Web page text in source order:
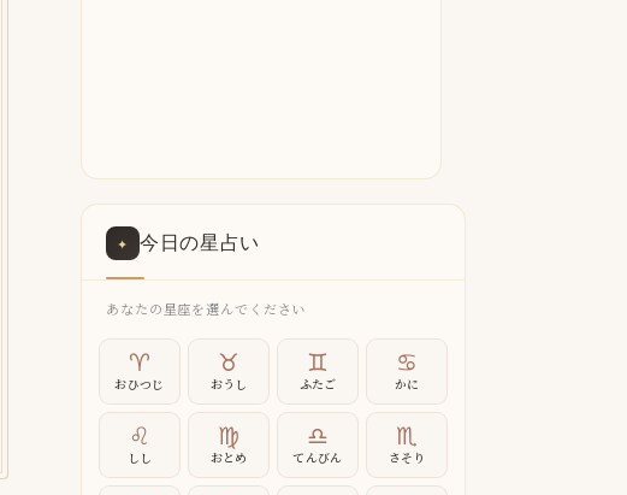
✦ 今日の星占い
あなたの星座を選んでください
♈
おひつじ
♉
おうし
♊
ふたご
♋
かに
♌
しし
♍
おとめ
♎
てんびん
♏
さそり